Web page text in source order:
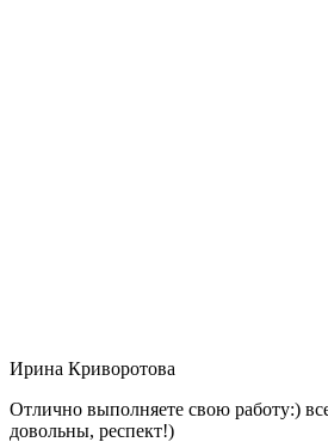
Ирина Криворотова
Отлично выполняете свою работу:)
довольны, респект!)